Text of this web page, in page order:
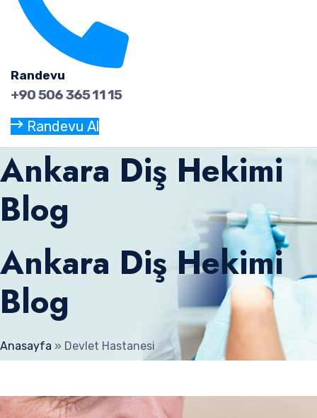
Randevu
+90 506 365 11 15
Randevu Al
Ankara Diş Hekimi
Blog
Ankara Diş Hekimi
Blog
Anasayfa » Devlet Hastanesi